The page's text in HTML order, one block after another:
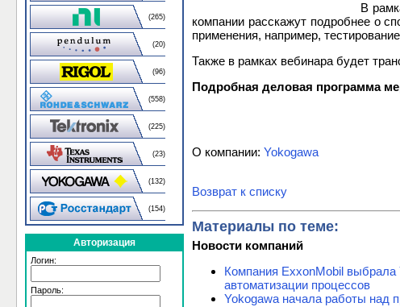
(265)
(20)
(96)
(558)
(225)
(23)
(132)
(154)
Авторизация
Логин:
Пароль:
В
компании расскажут подробнее о
применения, например,
Также в рамках вебинара будет
Подробная деловая программа
О компании: Yokogawa
Возврат к списку
Материалы по теме:
Новости компаний
Компания ExxonMobil выбрала
автоматизации процессов
Yokogawa начала работы над